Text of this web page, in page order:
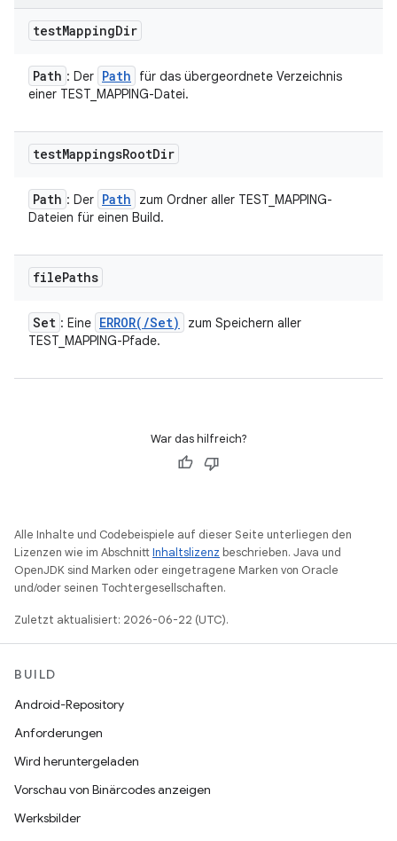
testMappingDir
Path : Der Path
für das übergeordnete Verzeichnis
einer TEST_MAPPING-Datei.
testMappingsRootDir
Path : Der Path
zum Ordner aller TEST_MAPPING-
Dateien für einen Build.
filePaths
Set : Eine ERROR( /Set)
zum Speichern aller
TEST_MAPPING-Pfade.
War das hilfreich?
Alle Inhalte und Codebeispiele auf dieser Seite unterliegen den
Lizenzen wie im AbschnittInhaltslizenz beschrieben. Java und
OpenJDK sind Marken oder eingetragene Marken von Oracle
und/oder seinen Tochtergesellschaften.
Zuletzt aktualisiert: 2026-06-22 (UTC).
BUILD
Android-Repository
Anforderungen
Wird heruntergeladen
Vorschau von Binärcodes anzeigen
Werksbilder